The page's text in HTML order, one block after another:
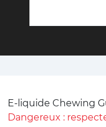
E-liquide Chewing
Dangereux :